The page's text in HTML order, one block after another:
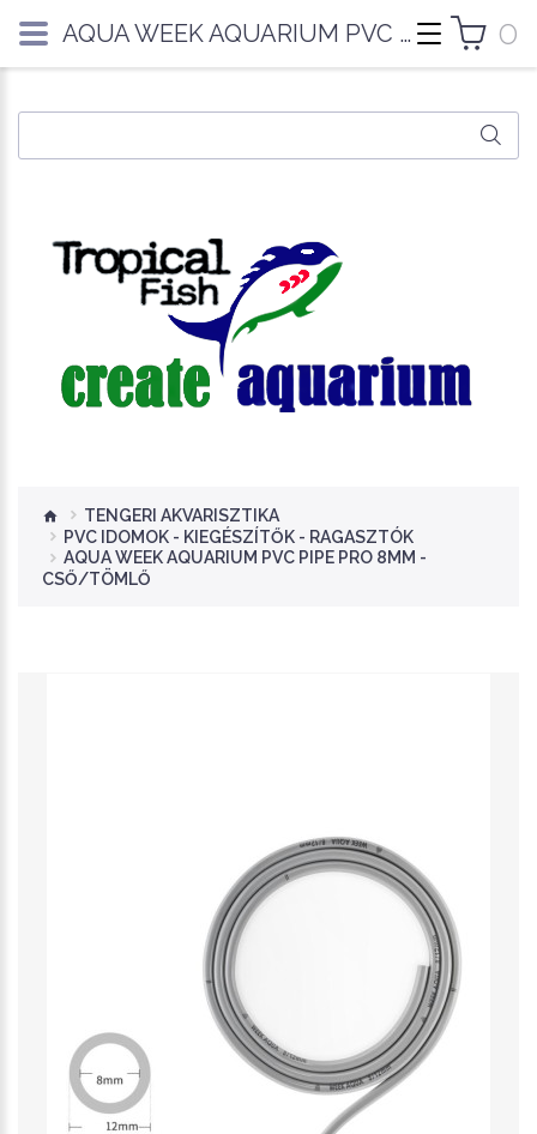
0
TENGERI AKVARISZTIKA
PVC IDOMOK - KIEGÉSZÍTŐK - RAGASZTÓK
AQUA WEEK AQUARIUM PVC PIPE PRO 8MM -
CSŐ/TÖMLŐ
AQUA WEEK AQUARIUM PVC PIPE PRO 8MM - CSŐ/TÖMLŐ